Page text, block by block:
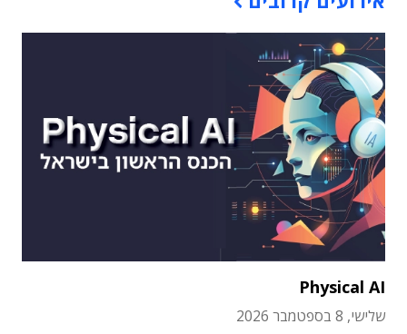
Physical AI
שלישי, 8 בספטמבר 2026